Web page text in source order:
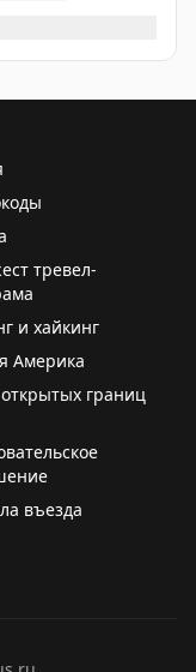
16:00). Мы
смогли зайти
на кассе, то с
животные
После 15:00
ниже.
тревел-
и хайкинг
Америка
границ
въезда